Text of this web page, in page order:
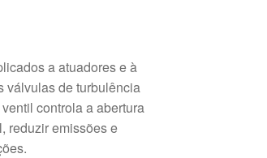
a atuadores e à
válvulas de turbulência
controla a abertura
reduzir emissões e